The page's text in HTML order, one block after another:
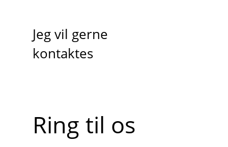
Jeg vil gerne
kontaktes
Ring til os